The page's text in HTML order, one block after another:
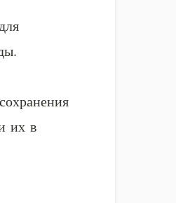
их в